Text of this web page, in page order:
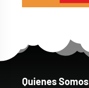
Quienes Somos